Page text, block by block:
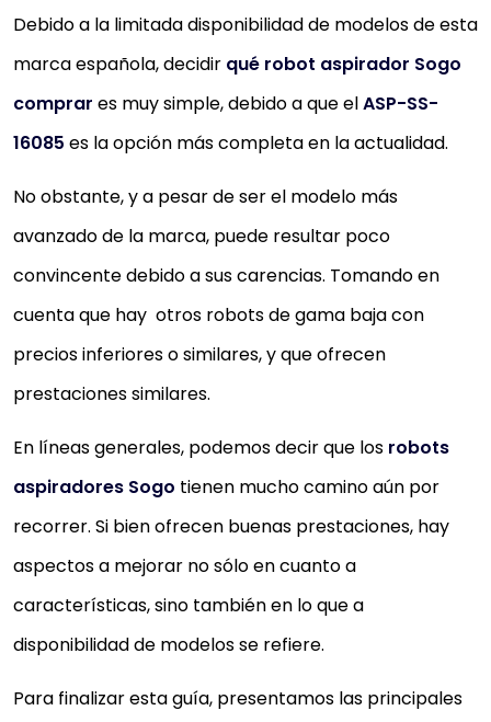
Debido a la limitada disponibilidad de modelos de esta
marca española, decidir qué robot aspirador Sogo
comprar es muy simple, debido a que elASP-SS-
16085 es la opción más completa en la actualidad.
No obstante, y a pesar de ser el modelo más
avanzado de la marca, puede resultar poco
convincente debido a sus carencias. Tomando en
cuenta que hay otros robots de gama baja con
precios inferiores o similares, y que ofrecen
prestaciones similares.
En líneas generales, podemos decir que los robots
aspiradores Sogo tienen mucho camino aún por
recorrer. Si bien ofrecen buenas prestaciones, hay
aspectos a mejorar no sólo en cuanto a
características, sino también en lo que a
disponibilidad de modelos se refiere.
Para finalizar esta guía, presentamos las principales